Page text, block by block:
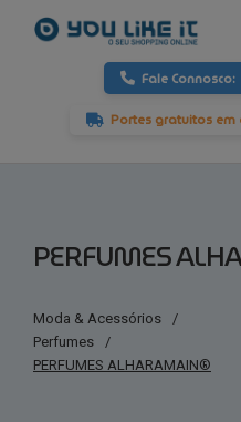
Fale Connosco:
Portes gratuitos em
PERFUMES
Moda & Acessórios
/
Perfumes
/
PERFUMES ALHARAMAIN®